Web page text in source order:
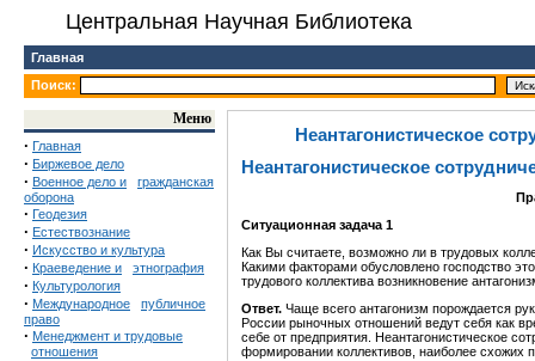
Центральная Научная Библиотека
Главная
Поиск:
Меню
· Главная
· Биржевое дело
· Военное дело и
гражданская
оборона
· Геодезия
· Естествознание
· Искусство и культура
· Краеведение и этнография
· Культурология
· Международное
публичное
право
· Менеджмент и трудовые
отношения
Неантагонистическое
Неантагонистическое
Ситуационная задача 1
Как Вы считаете, возможно ли в трудовых
Какими факторами обусловлено господство
трудового коллектива возникновение
Ответ. Чаще всего антагонизм порождается
России рыночных отношений ведут себя как
себе от предприятия. Неантагонистическое
формировании коллективов, наиболее схожих